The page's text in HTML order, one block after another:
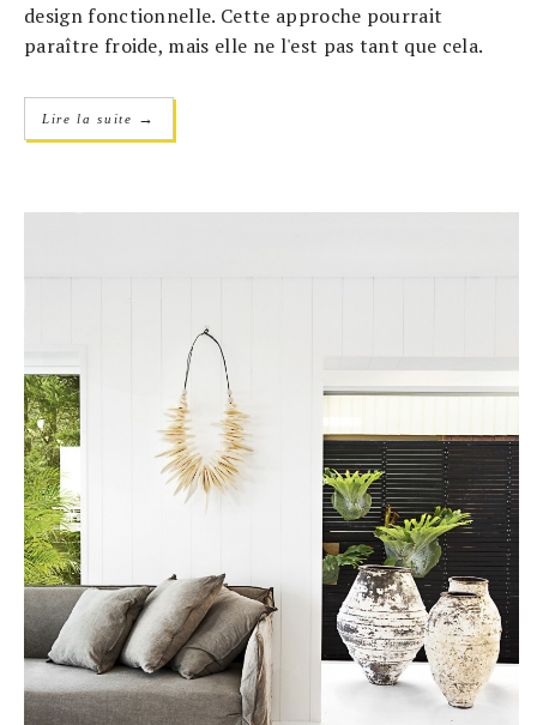
design fonctionnelle. Cette approche pourrait
paraître froide, mais elle ne l'est pas tant que cela.
Lire la suite →